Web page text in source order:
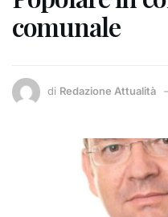
comunale
di Redazione Attualità